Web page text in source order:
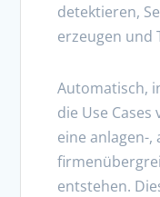
detektieren,
erzeugen und
Automatisch,
die Use
eine anlagen-
entstehen.